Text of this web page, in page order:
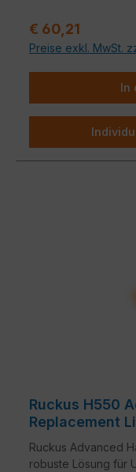
Verkaufspreis:
€ 60,21
Preise exkl. MwSt.
In
Ruckus H550
Replacement
Ruckus Advanced
robuste Lösung für